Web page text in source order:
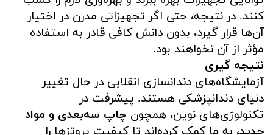
کنند. در نتیجه، حتی اگر تجهیزاتی مدرن در اختیار
آن‌ها قرار گیرد، بدون دانش کافی قادر به استفاده
مؤثر از آن نخواهند بود.
نتیجه گیری
آزمایشگاه‌های دندانسازی انقلابی در حال تغییر
دنیای دندانپزشکی هستند. پیشرفت در
تکنولوژی‌های نوین، همچون چاپ سه‌بعدی و مواد
جدید، به ما کمک کرده‌اند تا کیفیت پروتزها را